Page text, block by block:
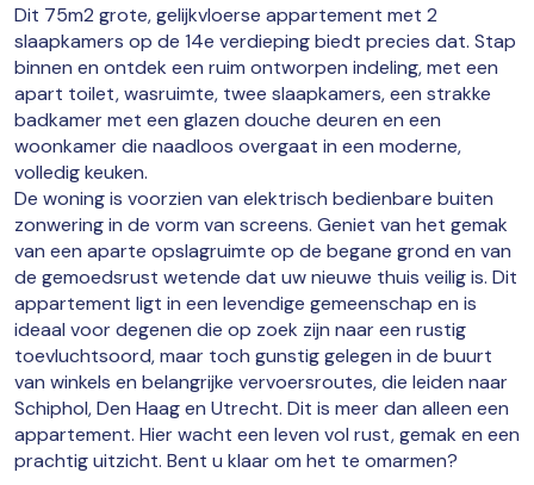
Dit 75m2 grote, gelijkvloerse appartement met 2
slaapkamers op de 14e verdieping biedt precies dat. Stap
binnen en ontdek een ruim ontworpen indeling, met een
apart toilet, wasruimte, twee slaapkamers, een strakke
badkamer met een glazen douche deuren en een
woonkamer die naadloos overgaat in een moderne,
volledig keuken.
De woning is voorzien van elektrisch bedienbare buiten
zonwering in de vorm van screens. Geniet van het gemak
van een aparte opslagruimte op de begane grond en van
de gemoedsrust wetende dat uw nieuwe thuis veilig is. Dit
appartement ligt in een levendige gemeenschap en is
ideaal voor degenen die op zoek zijn naar een rustig
toevluchtsoord, maar toch gunstig gelegen in de buurt
van winkels en belangrijke vervoersroutes, die leiden naar
Schiphol, Den Haag en Utrecht. Dit is meer dan alleen een
appartement. Hier wacht een leven vol rust, gemak en een
prachtig uitzicht. Bent u klaar om het te omarmen?